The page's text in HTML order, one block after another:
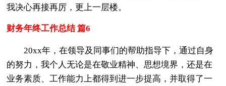
我决心再接再厉，更上一层楼。
财务年终工作总结 篇6
20xx年，在领导及同事们的帮助指导下，通过自身
的努力，我个人无论是在敬业精神、思想境界，还是在
业务素质、工作能力上都得到进一步提高，并取得了一